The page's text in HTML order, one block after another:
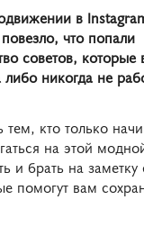
в
что попали
советов, которые
либо никогда не
тем, кто только
на этой
и брать на
помогут вам